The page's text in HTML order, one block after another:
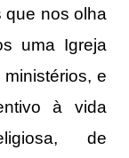
que nos olha
uma Igreja
e
à vida
de